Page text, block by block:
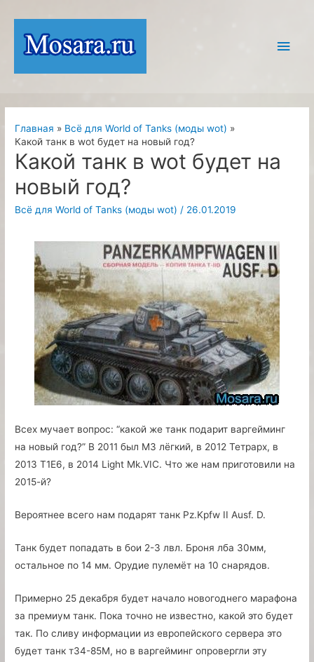
содержимому
Главная
Всё для World of Tanks (моды wot)
Какой танк в wot будет на новый год?
Какой танк в wot будет на
новый год?
Всё для World of Tanks (моды wot) / 26.01.2019
Всех мучает вопрос: “какой же танк подарит варгейминг
на новый год?” В 2011 был М3 лёгкий, в 2012 Тетрарх, в
2013 Т1Е6, в 2014 Light Mk.VIC. Что же нам приготовили на
2015-й?
Вероятнее всего нам подарят танк Pz.Kpfw II Ausf. D.
Танк будет попадать в бои 2-3 лвл. Броня лба 30мм,
остальное по 14 мм. Орудие пулемёт на 10 снарядов.
Примерно 25 декабря будет начало новогоднего марафона
за премиум танк. Пока точно не известно, какой это будет
так. По сливу информации из европейского сервера это
будет танк т34-85М, но в варгейминг опровергли эту